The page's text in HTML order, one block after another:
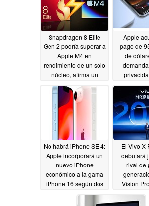
Snapdragon 8 Elite
Gen 2 podría superar a
Apple M4 en
rendimiento de un solo
núcleo, afirma un
informante fiable
01/04/2025
Apple
pago de
de
01/
No habrá iPhone SE 4:
Apple incorporará un
nuevo iPhone
económico a la gama
iPhone 16 según dos
01/01/2025
El Vivo X
debutará
rival de
Vision
12/30/